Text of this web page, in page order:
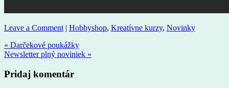
Leave a Comment | Hobbyshop, Kreatívne kurzy, Novinky
« Darčekové poukážky
Newsletter plný noviniek »
Pridaj komentár